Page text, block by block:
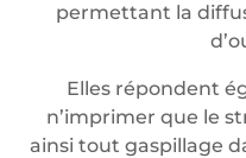
permettant la
Elles répondent
n’imprimer que le
ainsi tout gaspillage